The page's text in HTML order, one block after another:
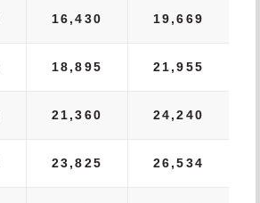
16,430 19,669
18,895 21,955
21,360 24,240
23,825 26,534